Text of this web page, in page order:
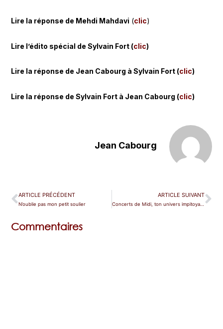
Lire la réponse de Mehdi Mahdavi (clic)
Lire l’édito spécial de Sylvain Fort (clic)
Lire la réponse de Jean Cabourg à Sylvain Fort (clic)
Lire la réponse de Sylvain Fort à Jean Cabourg (clic)
Jean Cabourg
ARTICLE PRÉCÉDENT
N’oublie pas mon petit soulier
ARTICLE SUIVANT
Concerts de Midi, ton univers impitoyable
Commentaires